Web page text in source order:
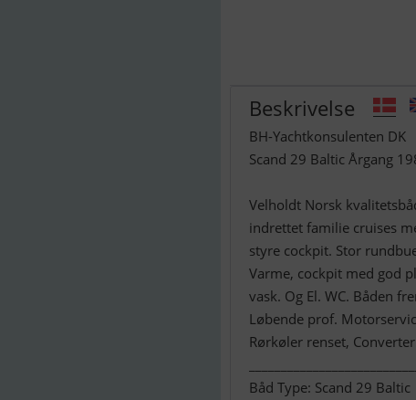
Beskrivelse
BH-Yachtkonsulenten DK
Scand 29 Baltic Årgang
Velholdt Norsk
indrettet familie cruises
styre cockpit. Stor
Varme, cockpit med god
vask. Og El. WC. Båden
Løbende prof.
Rørkøler renset,
Båd Type: Scand 29 Baltic